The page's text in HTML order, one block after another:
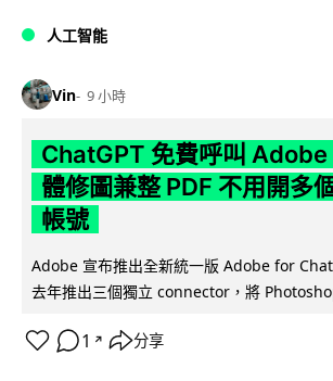
人工智能
Vin 9 小時
ChatGPT 免費呼叫 Adobe
體修圖兼整 PDF 不用開多
帳號
Adobe 宣布推出全新統一版 Adobe for
去年推出三個獨立 connector，將
1 ↗ 分享